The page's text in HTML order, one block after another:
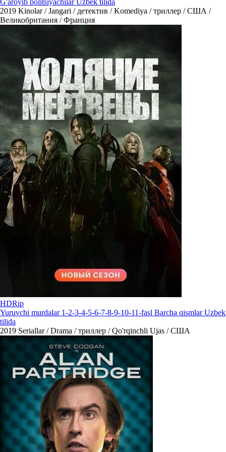
G'aroyib politsiyachilar Uzbek tilida
2019 Kinolar / Jangari / детектив / Komediya / триллер / США /
Великобритания / Франция
HDRip
Yuruvchi murdalar 1-2-3-4-5-6-7-8-9-10-11-fasl Barcha qismlar Uzbek
tilida
2019 Seriallar / Drama / триллер / Qo'rqinchli Ujas / США